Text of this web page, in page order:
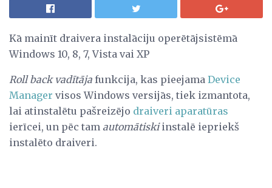
Kā mainīt draivera instalāciju operētājsistēmā
Windows 10, 8, 7, Vista vai XP
Roll back vadītāja funkcija, kas pieejama Device
Manager visos Windows versijās, tiek izmantota,
lai atinstalētu pašreizējo draiveri aparatūras
ierīcei, un pēc tam automātiskiinstalē iepriekš
instalēto draiveri.